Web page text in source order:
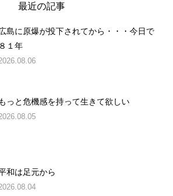
最近の記事
島に原爆が投下されてから・・・今日で
８１年
もっと危機感を持って生きて欲しい
和は足元から